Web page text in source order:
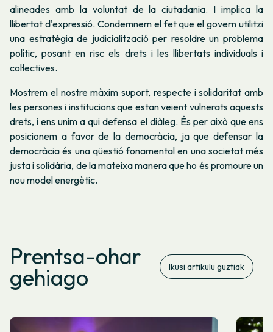
alineades amb la voluntat de la ciutadania. I implica la
llibertat d'expressió. Condemnem el fet que el govern utilitzi
una estratègia de judicialització per resoldre un problema
polític, posant en risc els drets i les llibertats individuals i
col·lectives.
Mostrem el nostre màxim suport, respecte i solidaritat amb
les persones i institucions que estan veient vulnerats aquests
drets, i ens unim a qui defensa el diàleg. És per això que ens
posicionem a favor de la democràcia, ja que defensar la
democràcia és una qüestió fonamental en una societat més
justa i solidària, de la mateixa manera que ho és promoure un
nou model energètic.
Prentsa-ohar
gehiago Ikusi artikulu guztiak